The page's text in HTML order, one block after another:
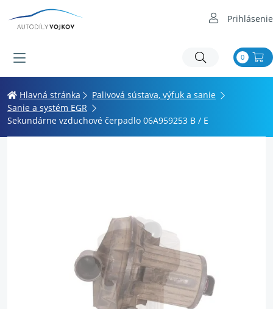
Prihlásenie
0
Hlavná stránka
Palivová sústava, výfuk a sanie
Sanie a systém EGR
Sekundárne vzduchové čerpadlo 06A959253 B / E